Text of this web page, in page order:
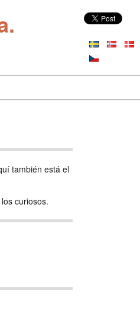
también está el
curiosos.